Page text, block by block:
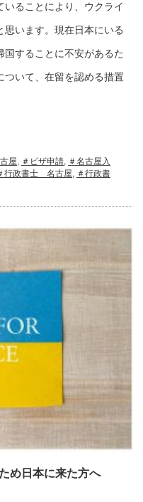
ることにより、ウクライ
います。現在日本にいる
することに不安があるた
ついて、在留を認める措置
屋, ＃ビザ申請, ＃名古屋入
行政書士 名古屋, ＃行政書
め日本に来た方へ